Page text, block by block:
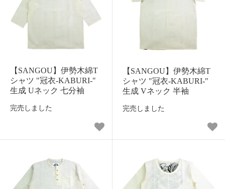
【SANGOU】伊勢木綿T
シャツ "冠衣-KABURI-"
生成 Uネック 七分袖
完売しました
【SANGOU】伊勢木綿T
シャツ "冠衣-KABURI-"
生成 Vネック 半袖
完売しました